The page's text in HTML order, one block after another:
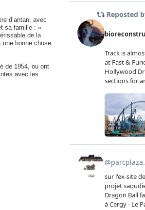
d’antan, avec
sa famille : «
de la
bonne chose
de 1954, ou ont
avec les